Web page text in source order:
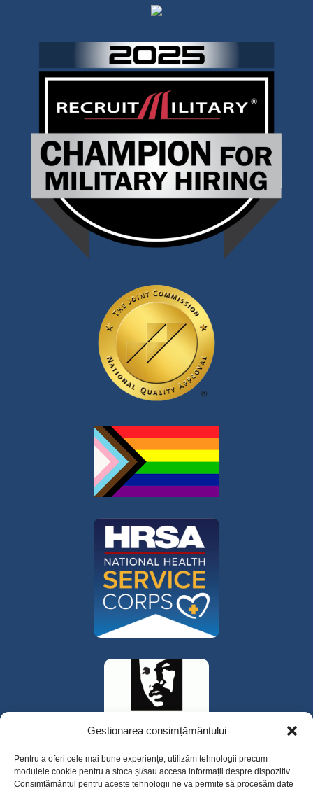
Gestionarea consimțământului
Pentru a oferi cele mai bune experiențe, utilizăm tehnologii precum
modulele cookie pentru a stoca și/sau accesa informații despre dispozitiv.
Consimțământul pentru aceste tehnologii ne va permite să procesăm date